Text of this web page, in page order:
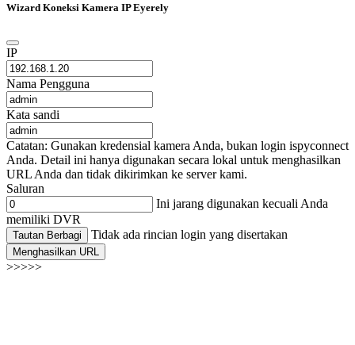
Wizard Koneksi Kamera IP Eyerely
IP
Nama Pengguna
Kata sandi
Catatan: Gunakan kredensial kamera Anda, bukan login ispyconnect
Anda. Detail ini hanya digunakan secara lokal untuk menghasilkan
URL Anda dan tidak dikirimkan ke server kami.
Saluran
Ini jarang digunakan kecuali Anda
memiliki DVR
Tautan Berbagi Tidak ada rincian login yang disertakan
Menghasilkan URL
>>>>>